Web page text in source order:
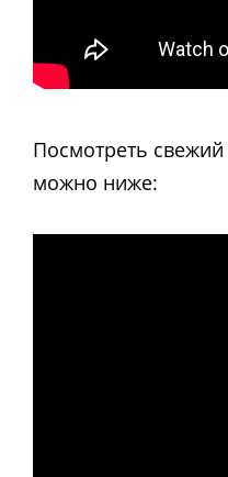
Посмотреть
можно ниже: